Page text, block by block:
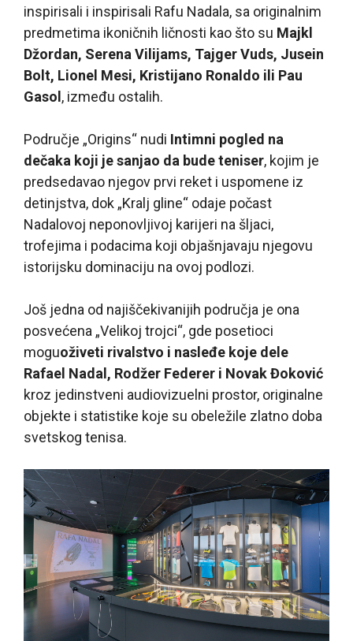
inspirisali i inspirisali Rafu Nadala, sa originalnim
predmetima ikoničnih ličnosti kao što su Majkl
Džordan, Serena Vilijams, Tajger Vuds, Jusein
Bolt, Lionel Mesi, Kristijano Ronaldo ili Pau
Gasol, između ostalih.
Područje „Origins“ nudi Intimni pogled na
dečaka koji je sanjao da bude teniser, kojim je
predsedavao njegov prvi reket i uspomene iz
detinjstva, dok „Kralj gline“ odaje počast
Nadalovoj neponovljivoj karijeri na šljaci,
trofejima i podacima koji objašnjavaju njegovu
istorijsku dominaciju na ovoj podlozi.
Još jedna od najiščekivanijih područja je ona
posvećena „Velikoj trojci“, gde posetioci
moguoživeti rivalstvo i nasleđe koje dele
Rafael Nadal, Rodžer Federer i Novak Đoković
kroz jedinstveni audiovizuelni prostor, originalne
objekte i statistike koje su obeležile zlatno doba
svetskog tenisa.